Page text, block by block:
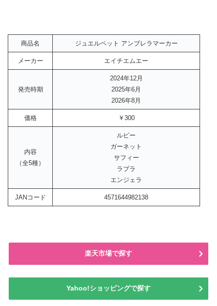
商品名 ジュエルペット アンブレラマーカー
メーカー エイチエムエー
発売時期
2024年12月
2025年6月
2026年8月
価格 ￥300
内容
（全5種）
ルビー
ガーネット
サフィー
ラブラ
エンジェラ
JANコード 4571644982138
楽天市場で探す
Yahoo!ショッピングで探す